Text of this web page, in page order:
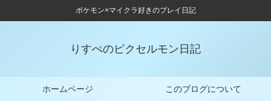
ポケモン×マイクラ好きのプレイ日記
りすぺのピクセルモン日記
ホームページ このブログについて